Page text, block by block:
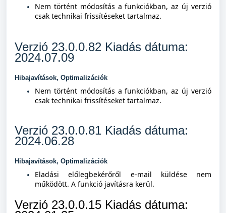
Nem történt módosítás a funkciókban, az új verzió
csak technikai frissítéseket tartalmaz.
Verzió 23.0.0.82 Kiadás dátuma:
2024.07.09
Hibajavítások, Optimalizációk
Nem történt módosítás a funkciókban, az új verzió
csak technikai frissítéseket tartalmaz.
Verzió 23.0.0.81 Kiadás dátuma:
2024.06.28
Hibajavítások, Optimalizációk
Eladási előlegbekérőről e-mail küldése nem
működött. A funkció javításra kerül.
Verzió 23.0.0.15 Kiadás dátuma: